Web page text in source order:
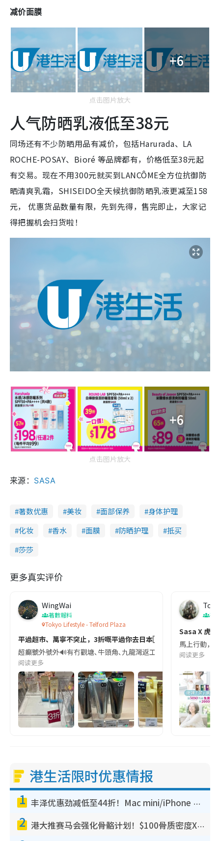
减价面膜
+6
点击图片放大
人气防晒乳液低至38元
同场还有不少防晒用品有减价，包括Harurada、LA
ROCHE-POSAY、Bioré 等品牌都有，价格低至38元起
有交易。现在不用300元就买到LANCÔME全方位抗御防
晒清爽乳霜，SHISEIDO全天候抗御防晒乳液更减至158
元， 优惠货品数量有限，先到先得，售完即止，大家记
得把握机会扫货啦！
+6
点击图片放大
来源： SASA
著数优惠 美妆 面部保养
身体护理
化妆
香水 面膜 防晒护理
抵买
莎莎
更多真实评价
WingWai
著數報料
Tokyo Lifestyle - Telford Plaza
平過超市、萬寧不突止，3折嘅平過你去日本🇯🇵買！
超癲‼️號外號外🔊有冇觀塘､牛頭角､九龍灣返工朋友 德福間
阅读更多
著
Sasa X 虎標
馬上行動，
阅读更多
港生活限时优惠情报
1 丰泽优惠劲减低至44折！Mac mini/iPhone 17 Pro大减价！厨房家电$220起
2 港大推赛马会强化骨骼计划！$100骨质密度X光检查 完成免费运动训练送超市礼券！附参加资格